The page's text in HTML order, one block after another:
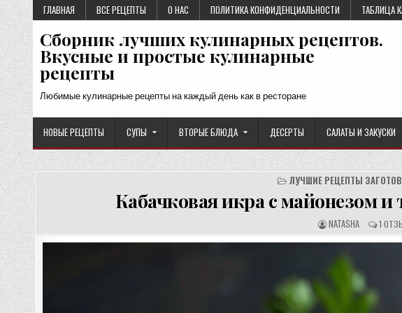
Перейти
к
содержимому
ГЛАВНАЯ ВСЕ РЕЦЕПТЫ О НАС ПОЛИТИКА КОНФИДЕНЦИАЛЬНОСТИ ТАБЛИЦА
Сборник лучших кулинарных рецептов.
Вкусные и простые кулинарные
рецепты
Любимые кулинарные рецепты на каждый день как в ресторане
НОВЫЕ РЕЦЕПТЫ СУПЫ ВТОРЫЕ БЛЮДА ДЕСЕРТЫ САЛАТЫ И ЗАКУСКИ
ЛУЧШИЕ РЕЦЕПТЫ
Кабачковая икра с майонезом
А
В
Т
Е
NATASHA О
Т
З
1